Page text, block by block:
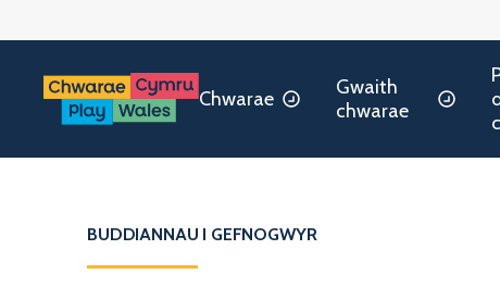
Chwarae
Gwaith
chwarae
BUDDIANNAU I GEFNOGWYR